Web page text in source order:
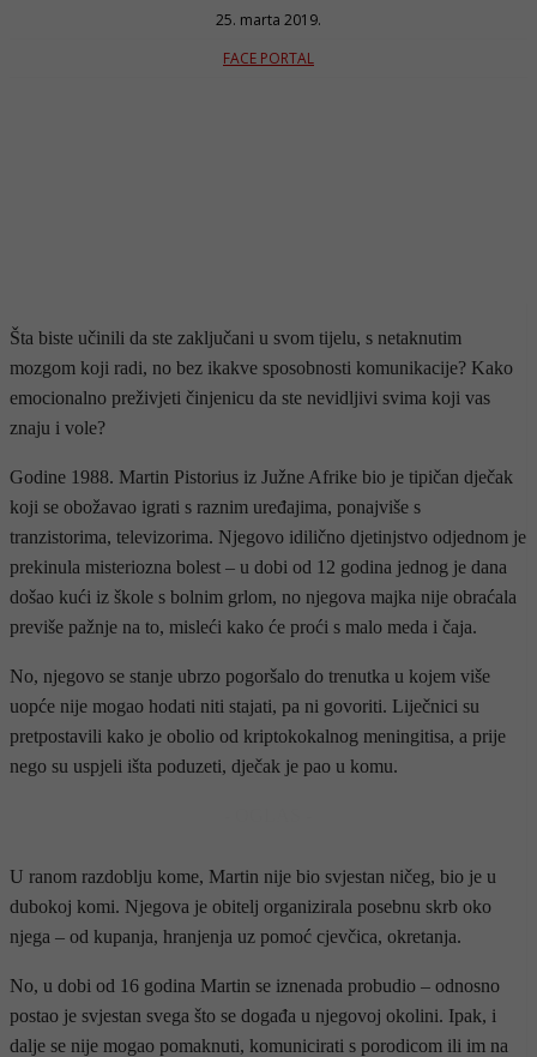
25. marta 2019.
FACE PORTAL
Šta biste učinili da ste zaključani u svom tijelu, s netaknutim
mozgom koji radi, no bez ikakve sposobnosti komunikacije? Kako
emocionalno preživjeti činjenicu da ste nevidljivi svima koji vas
znaju i vole?
Godine 1988. Martin Pistorius iz Južne Afrike bio je tipičan dječak
koji se obožavao igrati s raznim uređajima, ponajviše s
tranzistorima, televizorima. Njegovo idilično djetinjstvo odjednom je
prekinula misteriozna bolest – u dobi od 12 godina jednog je dana
došao kući iz škole s bolnim grlom, no njegova majka nije obraćala
previše pažnje na to, misleći kako će proći s malo meda i čaja.
No, njegovo se stanje ubrzo pogoršalo do trenutka u kojem više
uopće nije mogao hodati niti stajati, pa ni govoriti. Liječnici su
pretpostavili kako je obolio od kriptokokalnog meningitisa, a prije
nego su uspjeli išta poduzeti, dječak je pao u komu.
U ranom razdoblju kome, Martin nije bio svjestan ničeg, bio je u
dubokoj komi. Njegova je obitelj organizirala posebnu skrb oko
njega – od kupanja, hranjenja uz pomoć cjevčica, okretanja.
No, u dobi od 16 godina Martin se iznenada probudio – odnosno
postao je svjestan svega što se događa u njegovoj okolini. Ipak, i
dalje se nije mogao pomaknuti, komunicirati s porodicom ili im na